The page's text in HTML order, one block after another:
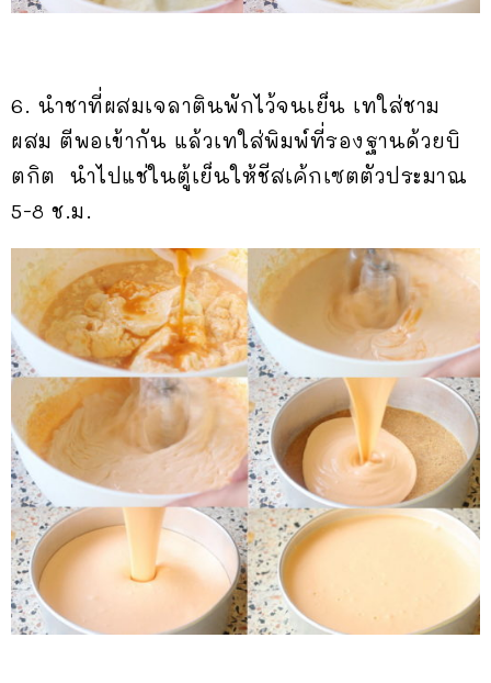
6. นำชาที่ผสมเจลาตินพักไว้จนเย็น เทใส่ชาม
ผสม ตีพอเข้ากัน แล้วเทใส่พิมพ์ที่รองฐานด้วยบิ
ตกิต นำไปแช่ในตู้เย็นให้ชีสเค้กเซตตัวประมาณ
5-8 ช.ม.